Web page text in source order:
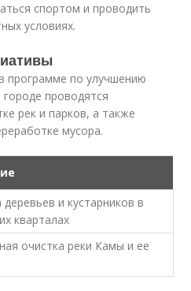
спортом и проводить
условиях.
программе по улучшению
городе проводятся
рек и парков, а также
мусора.
деревьев и кустарников в
кварталах
очистка реки Камы и ее